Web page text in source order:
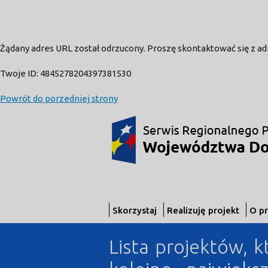
Żądany adres URL został odrzucony. Proszę skontaktować się z
Twoje ID: 4845278204397381530
Powrót do porzedniej strony
Skorzystaj Realizuję projekt O
Lista projektów,